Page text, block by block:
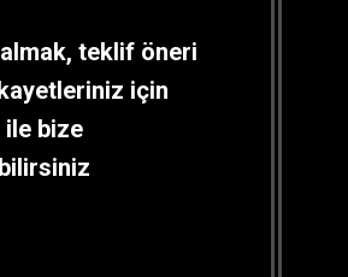
teklif öneri
için
bize